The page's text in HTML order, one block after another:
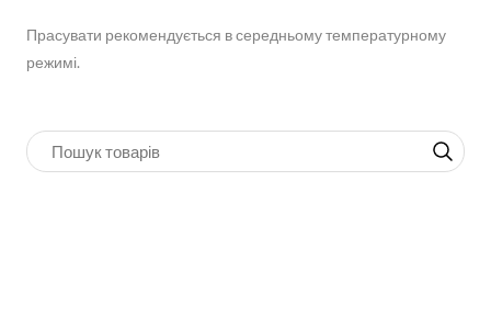
Прасувати рекомендується в середньому температурному
режимі.